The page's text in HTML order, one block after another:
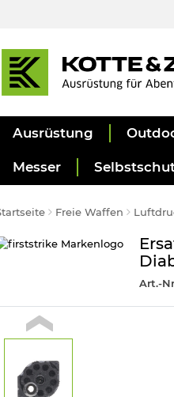
Ausrüstung
Messer
Freie Waffen
Art.-